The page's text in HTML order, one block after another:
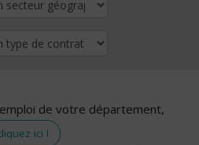
de votre département,
ici !